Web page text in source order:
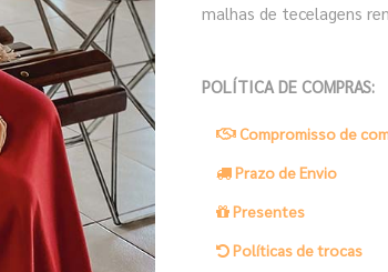
malhas de tecelagens
POLÍTICA DE COMPRAS:
Compromisso de
Prazo de Envio
Presentes
Políticas de trocas